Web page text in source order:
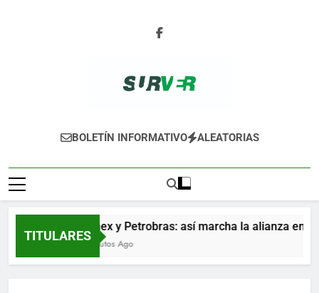
SURVER
BOLETÍN INFORMATIVO ALEATORIAS
TITULARES
Pemex y Petrobras: así marcha la alianza entre
7 Minutos Ago